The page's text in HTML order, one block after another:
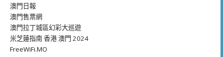
澳門日報
澳門售票網
澳門拉丁城區幻彩大巡遊
米芝蓮指南 香港 澳門 2024
FreeWiFi.MO